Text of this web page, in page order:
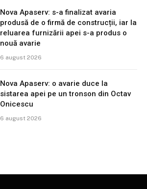
Nova Apaserv: s-a finalizat avaria
produsă de o firmă de construcții, iar la
reluarea furnizării apei s-a produs o
nouă avarie
6 august 2026
Nova Apaserv: o avarie duce la
sistarea apei pe un tronson din Octav
Onicescu
6 august 2026